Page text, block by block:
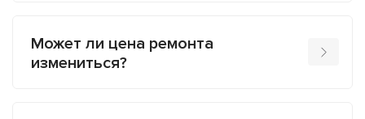
Может ли цена ремонта
измениться?